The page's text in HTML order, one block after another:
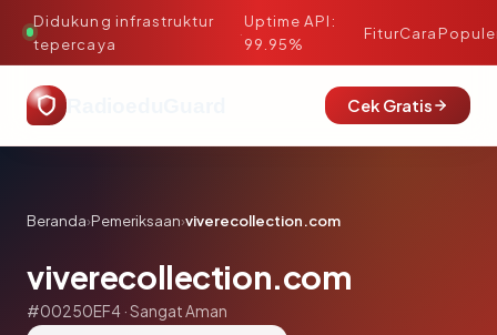
Didukung infrastruktur
tepercaya
·
Uptime API:
99.95%
FiturCara
Cek Gratis
Beranda›Pemeriksaan›viverecollection.com
viverecollection.com
#00250EF4 · Sangat Aman